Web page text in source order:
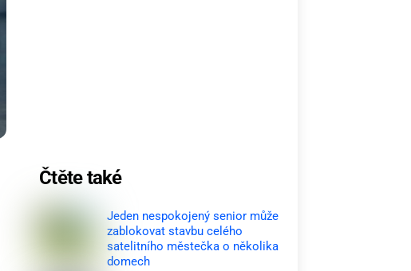
Čtěte také
Jeden nespokojený senior může
zablokovat stavbu celého
satelitního městečka o několika
domech